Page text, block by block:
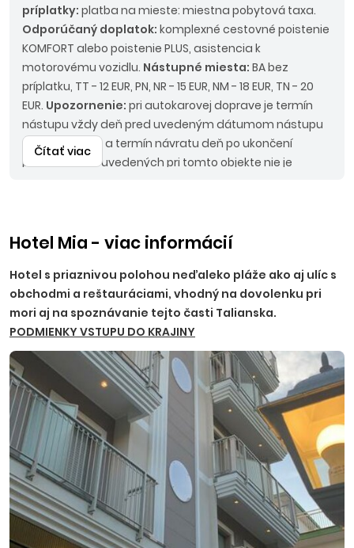
príplatky: platba na mieste: miestna pobytová taxa.
Odporúčaný doplatok: komplexné cestovné poistenie
KOMFORT alebo poistenie PLUS, asistencia k
motorovému vozidlu. Nástupné miesta: BA bez
príplatku, TT - 12 EUR, PN, NR - 15 EUR, NM - 18 EUR, TN - 20
EUR. Upozornenie: pri autokarovej doprave je termín
nástupu vždy deň pred uvedeným dátumom nástupu
na ubytovanie a termín návratu deň po ukončení
pobytu. Z cien uvedených pri tomto objekte nie je
Čítať viac
Hotel Mia - viac informácií
Hotel s priaznivou polohou neďaleko pláže ako aj ulíc s
obchodmi a reštauráciami, vhodný na dovolenku pri
mori aj na spoznávanie tejto časti Talianska.
PODMIENKY VSTUPU DO KRAJINY